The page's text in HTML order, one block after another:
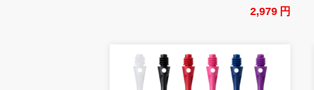
2,979 円